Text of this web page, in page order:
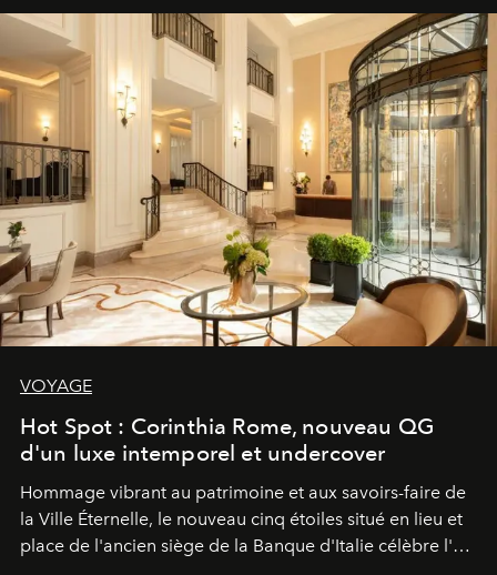
VOYAGE
Hot Spot : Corinthia Rome, nouveau QG
d'un luxe intemporel et undercover
Hommage vibrant au patrimoine et aux savoirs-faire de
la Ville Éternelle, le nouveau cinq étoiles situé en lieu et
place de l'ancien siège de la Banque d'Italie célèbre l'art